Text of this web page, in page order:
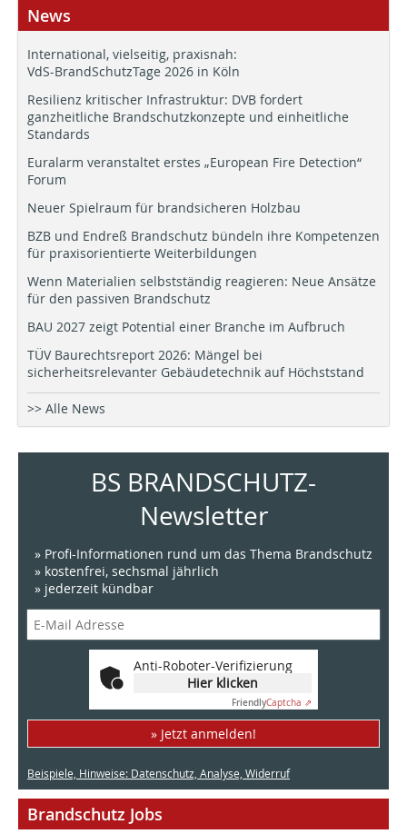
News
International, vielseitig, praxisnah:
VdS-BrandSchutzTage 2026 in Köln
Resilienz kritischer Infrastruktur: DVB fordert
ganzheitliche Brandschutzkonzepte und einheitliche
Standards
Euralarm veranstaltet erstes „European Fire Detection“
Forum
Neuer Spielraum für brandsicheren Holzbau
BZB und Endreß Brandschutz bündeln ihre Kompetenzen
für praxisorientierte Weiterbildungen
Wenn Materialien selbstständig reagieren: Neue Ansätze
für den passiven Brandschutz
BAU 2027 zeigt Potential einer Branche im Aufbruch
TÜV Baurechtsreport 2026: Mängel bei
sicherheitsrelevanter Gebäudetechnik auf Höchststand
>> Alle News
BS BRANDSCHUTZ-
Newsletter
» Profi-Informationen rund um das Thema Brandschutz
» kostenfrei, sechsmal jährlich
» jederzeit kündbar
Anti-Roboter-Verifizierung
Hier klicken
FriendlyCaptcha ⇗
» Jetzt anmelden!
Beispiele, Hinweise: Datenschutz, Analyse, Widerruf
Brandschutz Jobs